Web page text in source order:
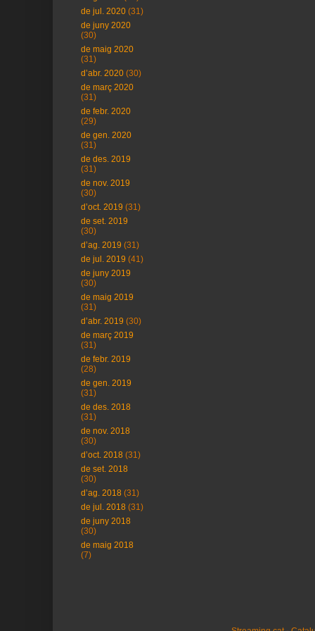
de jul. 2020 (31)
de juny 2020
(30)
de maig 2020
(31)
d’abr. 2020 (30)
de març 2020
(31)
de febr. 2020
(29)
de gen. 2020
(31)
de des. 2019
(31)
de nov. 2019
(30)
d’oct. 2019 (31)
de set. 2019
(30)
d’ag. 2019 (31)
de jul. 2019 (41)
de juny 2019
(30)
de maig 2019
(31)
d’abr. 2019 (30)
de març 2019
(31)
de febr. 2019
(28)
de gen. 2019
(31)
de des. 2018
(31)
de nov. 2018
(30)
d’oct. 2018 (31)
de set. 2018
(30)
d’ag. 2018 (31)
de jul. 2018 (31)
de juny 2018
(30)
de maig 2018
(7)